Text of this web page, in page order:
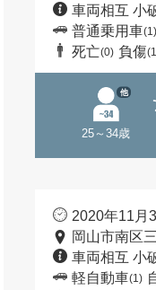
車両相互 小
普通乗用車(1)
死亡(0) 負傷
25～34歳
他
2020年11月
岡山市南区
車両相互 小
軽自動車(1)